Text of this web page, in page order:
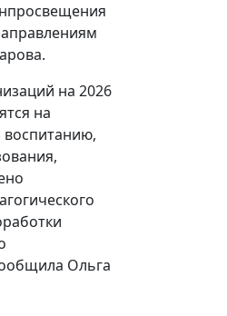
на 2026
на
воспитанию,
Ольга